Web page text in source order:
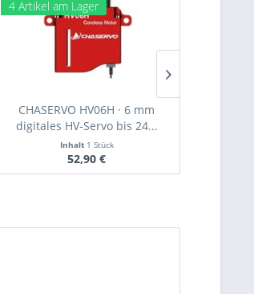
4 Artikel am Lager
CHASERVO HV06H · 6 mm
digitales HV-Servo bis 24...
Inhalt 1 Stück
52,90 €